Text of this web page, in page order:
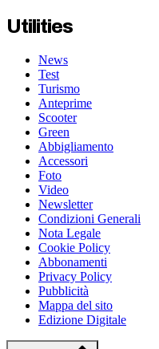
Utilities
News
Test
Turismo
Anteprime
Scooter
Green
Abbigliamento
Accessori
Foto
Video
Newsletter
Condizioni Generali
Nota Legale
Cookie Policy
Abbonamenti
Privacy Policy
Pubblicità
Mappa del sito
Edizione Digitale